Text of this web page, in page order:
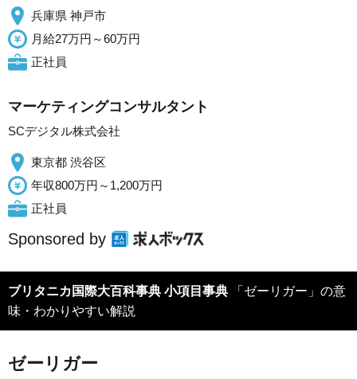
兵庫県 神戸市
月給27万円～60万円
正社員
マーケティングコンサルタント
SCデジタル株式会社
東京都 渋谷区
年収800万円～1,200万円
正社員
Sponsored by
ブリタニカ国際大百科事典 小項目事典 「ゼーリガー」の意
味・わかりやすい解説
ゼーリガー